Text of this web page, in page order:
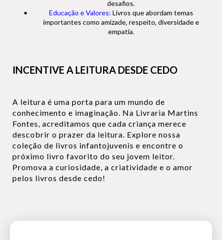
desafios.
Educação e Valores: Livros que abordam temas
importantes como amizade, respeito, diversidade e
empatia.
INCENTIVE A LEITURA DESDE CEDO
A leitura é uma porta para um mundo de
conhecimento e imaginação. Na Livraria Martins
Fontes, acreditamos que cada criança merece
descobrir o prazer da leitura. Explore nossa
coleção de livros infantojuvenis e encontre o
próximo livro favorito do seu jovem leitor.
Promova a curiosidade, a criatividade e o amor
pelos livros desde cedo!